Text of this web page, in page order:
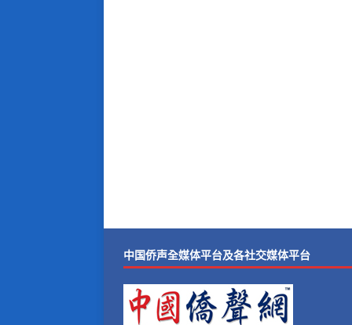
中国侨声全媒体平台及各社交媒体平台